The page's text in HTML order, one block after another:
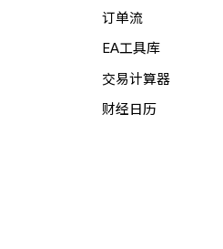
订单流
EA工具库
交易计算器
财经日历